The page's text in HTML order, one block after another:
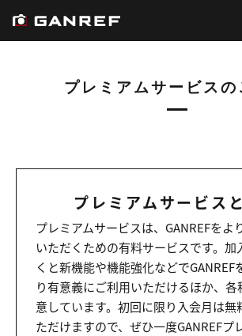
プレミアムサービスの
プレミアムサービス
プレミアムサービスは、GANREFをよ
いただくための有料サービスです。加
くと新機能や機能強化などでGANREF
り有意義にご利用いただけるほか、各
意しています。初回に限り入会月は無
ただけますので、ぜひ一度GANREFプ